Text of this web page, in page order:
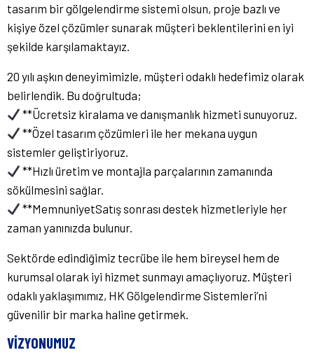
tasarım bir gölgelendirme sistemi olsun, proje bazlı ve
kişiye özel çözümler sunarak müşteri beklentilerini en iyi
şekilde karşılamaktayız.
20 yılı aşkın deneyimimizle, müşteri odaklı hedefimiz olarak
belirlendik. Bu doğrultuda;
**Ücretsiz kiralama ve danışmanlık hizmeti sunuyoruz.
**Özel tasarım çözümleri ile her mekana uygun
sistemler geliştiriyoruz.
**Hızlı üretim ve montajla parçalarının zamanında
sökülmesini sağlar.
**MemnuniyetSatış sonrası destek hizmetleriyle her
zaman yanınızda bulunur.
Sektörde edindiğimiz tecrübe ile hem bireysel hem de
kurumsal olarak iyi hizmet sunmayı amaçlıyoruz. Müşteri
odaklı yaklaşımımız, HK Gölgelendirme Sistemleri’ni
güvenilir bir marka haline getirmek.
VIZYONUMUZ